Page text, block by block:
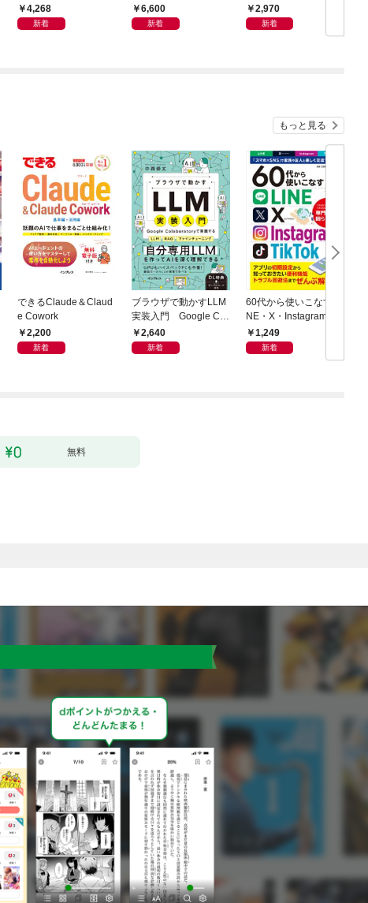
4,268
新着
cle AI Database 26ai S
QL Associate（試験番
6,600
新着
顧客理解・予算管理・
人事マネジメント・マ
ーケティング・PR・
2,970
新着
もっと見る
できるClaude＆Claud
e Cowork
2,200
新着
ブラウザで動かすLLM
実装入門 Google Col
aboratoryで実践するL
LM・RAG・ファイン
2,640
新着
60代から使いこなすLI
NE・X・Instagram・T
ikTok
1,249
新着
無料